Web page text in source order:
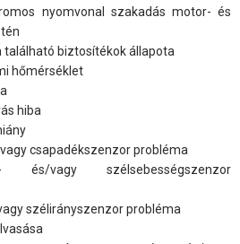
nyomvonal szakadás motor- és
található biztosítékok állapota
hőmérséklet
hiba
csapadékszenzor probléma
és/vagy szélsebességszenzor
szélirányszenzor probléma